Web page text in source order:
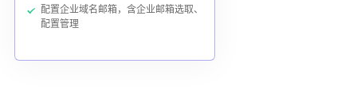
配置企业域名邮箱，含企业邮箱选取、
配置管理